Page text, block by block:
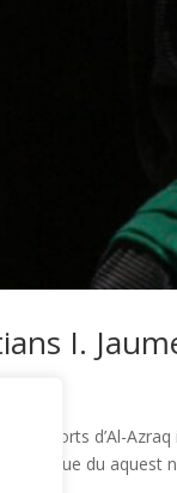
I.
les morts d’Al-
que du aquest